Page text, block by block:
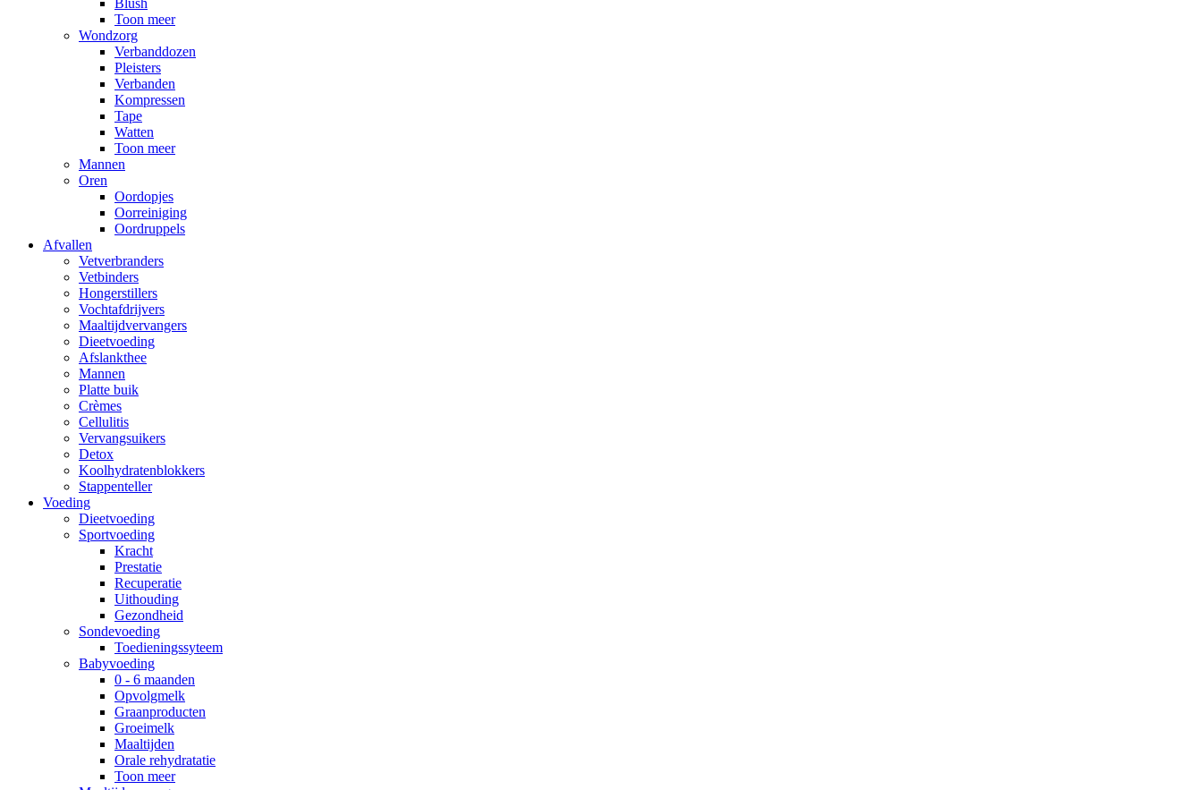
Toon meer
Wondzorg
Verbanddozen
Pleisters
Verbanden
Kompressen
Tape
Watten
Toon meer
Mannen
Oren
Oordopjes
Oorreiniging
Oordruppels
Afvallen
Vetverbranders
Vetbinders
Hongerstillers
Vochtafdrijvers
Maaltijdvervangers
Dieetvoeding
Afslankthee
Mannen
Platte buik
Crèmes
Cellulitis
Vervangsuikers
Detox
Koolhydratenblokkers
Stappenteller
Voeding
Dieetvoeding
Sportvoeding
Kracht
Prestatie
Recuperatie
Uithouding
Gezondheid
Sondevoeding
Toedieningssyteem
Babyvoeding
0 - 6 maanden
Opvolgmelk
Graanproducten
Groeimelk
Maaltijden
Orale rehydratatie
Toon meer